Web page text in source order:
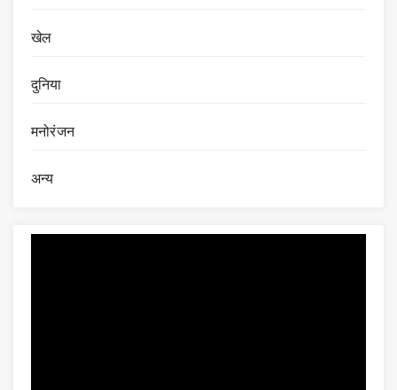
खेल
दुनिया
मनोरंजन
अन्य